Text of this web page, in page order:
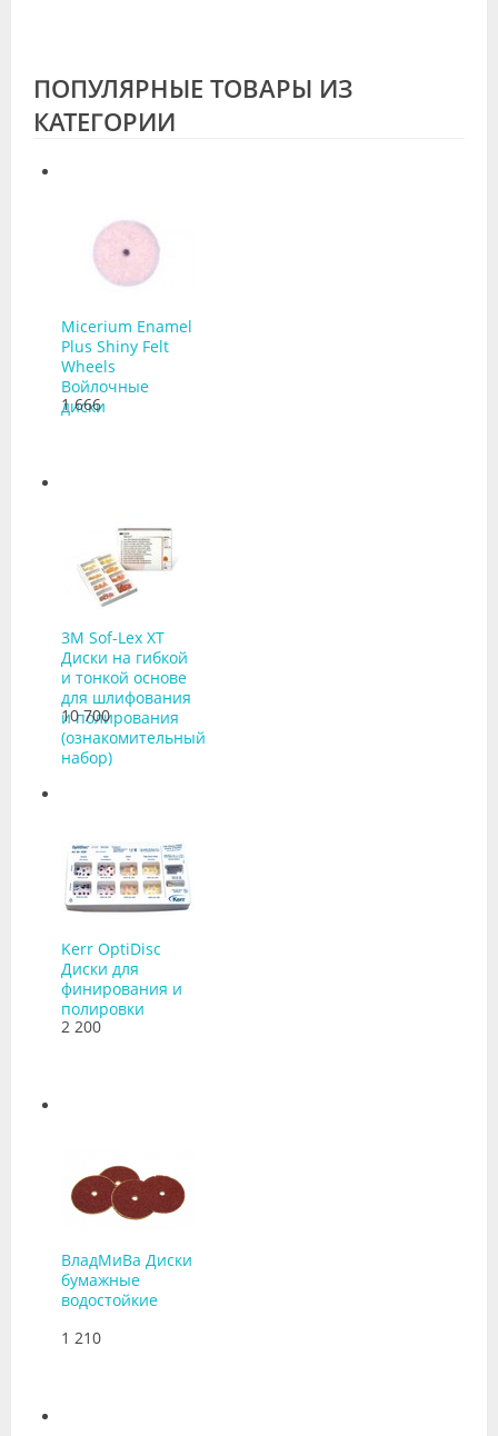
ПОПУЛЯРНЫЕ ТОВАРЫ ИЗ
КАТЕГОРИИ
Micerium Enamel
Plus Shiny Felt
Wheels
Войлочные
диски
1 666
3M Sof-Lex XT
Диски на гибкой
и тонкой основе
для шлифования
и полирования
(ознакомительный
набор)
10 700
Kerr OptiDisc
Диски для
финирования и
полировки
2 200
ВладМиВа Диски
бумажные
водостойкие
1 210